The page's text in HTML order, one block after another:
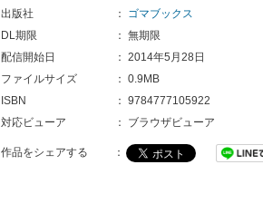
出版社
：
ゴマブックス
DL期限
： 無期限
配信開始日
： 2014年5月28日
ファイルサイズ
： 0.9MB
ISBN
： 9784777105922
対応ビューア
： ブラウザビューア
作品をシェアする ：